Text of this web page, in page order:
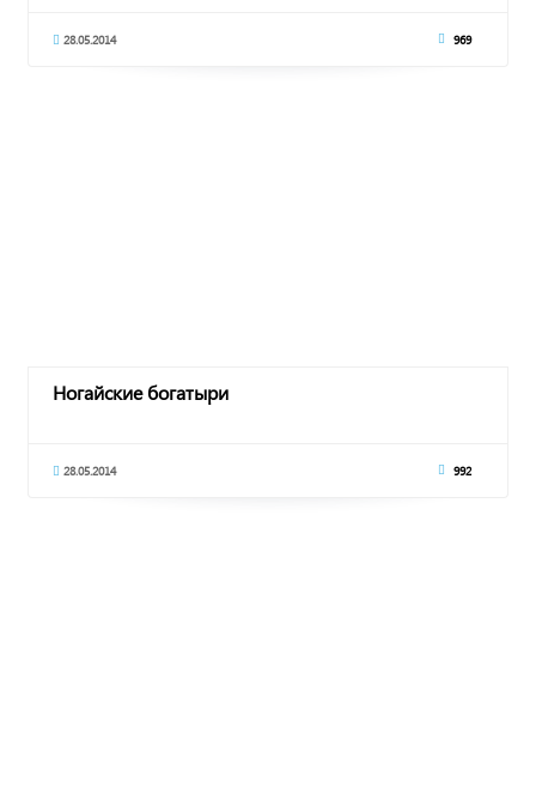
28.05.2014 969
Ногайские богатыри
28.05.2014 992